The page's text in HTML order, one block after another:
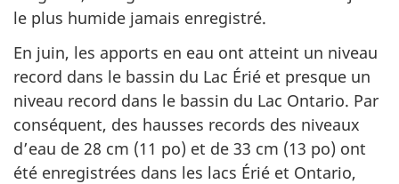
le plus humide jamais enregistré.
En juin, les apports en eau ont atteint un niveau
record dans le bassin du Lac Érié et presque un
niveau record dans le bassin du Lac Ontario. Par
conséquent, des hausses records des niveaux
d’eau de 28 cm (11 po) et de 33 cm (13 po) ont
été enregistrées dans les lacs Érié et Ontario,